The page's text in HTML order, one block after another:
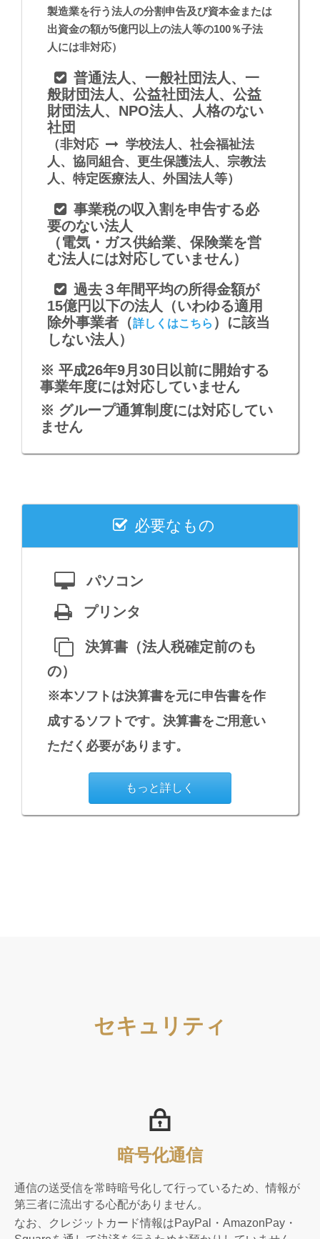
製造業を行う法人の分割申告及び資本金または
出資金の額が5億円以上の法人等の100％子法
人には非対応）
普通法人、一般社団法人、一
般財団法人、公益社団法人、公益
財団法人、NPO法人、人格のない
社団
（非対応
学校法人、社会福祉法
人、協同組合、更生保護法人、宗教法
人、特定医療法人、外国法人等）
事業税の収入割を申告する必
要のない法人
（電気・ガス供給業、保険業を営
む法人には対応していません）
過去３年間平均の所得金額が
15億円以下の法人（いわゆる適用
除外事業者（詳しくはこちら ）に該当
しない法人）
※ 平成26年9月30日以前に開始する
事業年度には対応していません
※ グループ通算制度には対応してい
ません
必要なもの
パソコン
プリンタ
決算書（法人税確定前のも
の）
※本ソフトは決算書を元に申告書を作
成するソフトです。決算書をご用意い
ただく必要があります。
もっと詳しく
セキュリティ
暗号化通信
通信の送受信を常時暗号化して行っているため、情報が
第三者に流出する心配がありません。
なお、クレジットカード情報はPayPal・AmazonPay・